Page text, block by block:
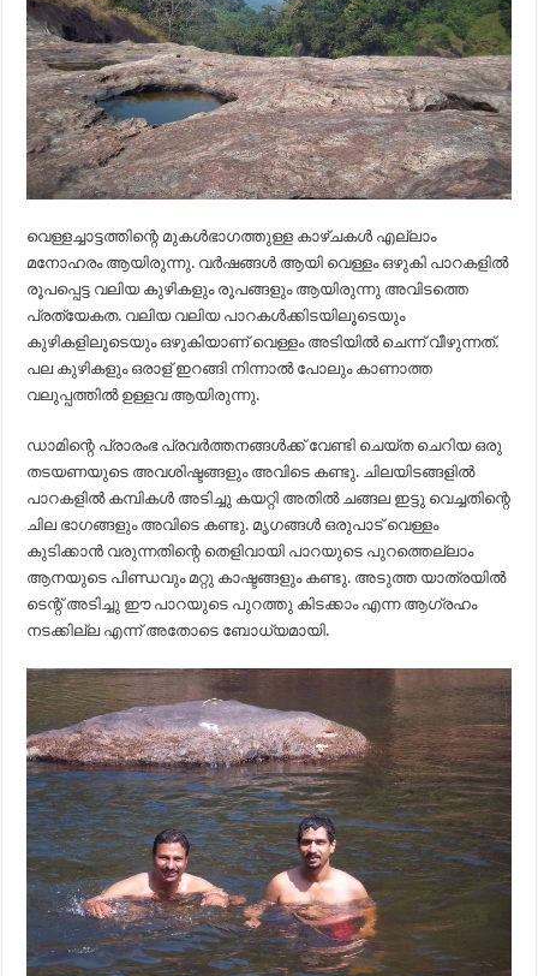
വെള്ളച്ചാട്ടത്തിന്റെ മുകൾഭാഗത്തുള്ള കാഴ്ചകൾ എല്ലാം
മനോഹരം ആയിരുന്നു. വർഷങ്ങൾ ആയി വെള്ളം ഒഴുകി പാറകളിൽ
രൂപപ്പെട്ട വലിയ കുഴികളും രൂപങ്ങളും ആയിരുന്നു അവിടത്തെ
പ്രത്യേകത. വലിയ വലിയ പാറകൾക്കിടയിലൂടെയും
കുഴികളിലൂടെയും ഒഴുകിയാണ് വെള്ളം അടിയിൽ ചെന്ന് വീഴുന്നത്.
പല കുഴികളും ഒരാള് ഇറങ്ങി നിന്നാൽ പോലും കാണാത്ത
വലുപ്പത്തിൽ ഉള്ളവ ആയിരുന്നു.
ഡാമിന്റെ പ്രാരംഭ പ്രവർത്തനങ്ങൾക്ക് വേണ്ടി ചെയ്ത ചെറിയ ഒരു
തടയണയുടെ അവശിഷ്ടങ്ങളും അവിടെ കണ്ടു. ചിലയിടങ്ങളിൽ
പാറകളിൽ കമ്പികൾ അടിച്ചു കയറ്റി അതിൽ ചങ്ങല ഇട്ടു വെച്ചതിന്റെ
ചില ഭാഗങ്ങളും അവിടെ കണ്ടു. മൃഗങ്ങൾ ഒരുപാട് വെള്ളം
കുടിക്കാൻ വരുന്നതിന്റെ തെളിവായി പാറയുടെ പുറത്തെല്ലാം
ആനയുടെ പിണ്ഡവും മറ്റു കാഷ്ടങ്ങളും കണ്ടു. അടുത്ത യാത്രയിൽ
ടെന്റ് അടിച്ചു ഈ പാറയുടെ പുറത്തു കിടക്കാം എന്ന ആഗ്രഹം
നടക്കില്ല എന്ന് അതോടെ ബോധ്യമായി.